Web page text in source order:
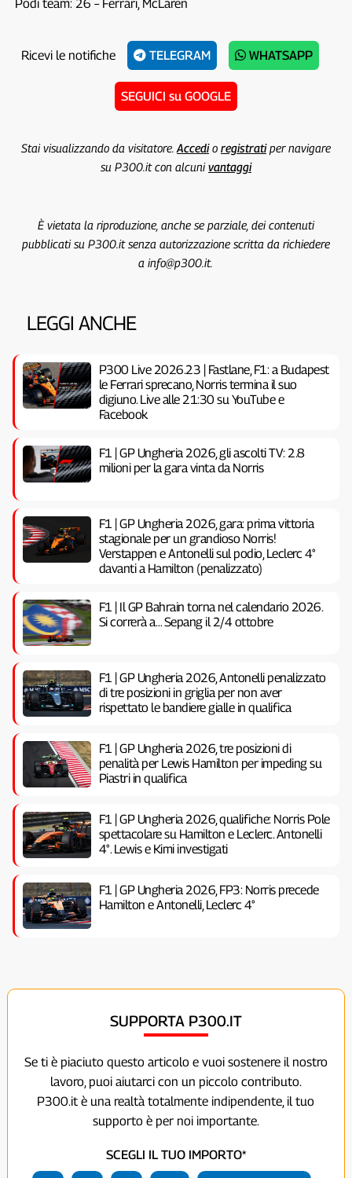
Podi team: 26 – Ferrari, McLaren
Ricevi le notifiche TELEGRAM WHATSAPP
SEGUICI su GOOGLE
Stai visualizzando da visitatore. Accedio registratiper navigare
su P300.it con alcunivantaggi
È vietata la riproduzione, anche se parziale, dei contenuti
pubblicati su P300.it senza autorizzazione scritta da richiedere
a info@p300.it.
LEGGI ANCHE
P300 Live 2026.23 | Fastlane, F1: a Budapest
le Ferrari sprecano, Norris termina il suo
digiuno. Live alle 21:30 su YouTube e
Facebook
F1 | GP Ungheria 2026, gli ascolti TV: 2.8
milioni per la gara vinta da Norris
F1 | GP Ungheria 2026, gara: prima vittoria
stagionale per un grandioso Norris!
Verstappen e Antonelli sul podio, Leclerc 4°
davanti a Hamilton (penalizzato)
F1 | Il GP Bahrain torna nel calendario 2026.
Si correrà a… Sepang il 2/4 ottobre
F1 | GP Ungheria 2026, Antonelli penalizzato
di tre posizioni in griglia per non aver
rispettato le bandiere gialle in qualifica
F1 | GP Ungheria 2026, tre posizioni di
penalità per Lewis Hamilton per impeding su
Piastri in qualifica
F1 | GP Ungheria 2026, qualifiche: Norris Pole
spettacolare su Hamilton e Leclerc. Antonelli
4°. Lewis e Kimi investigati
F1 | GP Ungheria 2026, FP3: Norris precede
Hamilton e Antonelli, Leclerc 4°
SUPPORTA P300.IT
Se ti è piaciuto questo articolo e vuoi sostenere il nostro
lavoro, puoi aiutarci con un piccolo contributo.
P300.it è una realtà totalmente indipendente, il tuo
supporto è per noi importante.
SCEGLI IL TUO IMPORTO*